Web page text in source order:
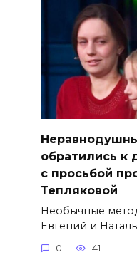
обратились к
с просьбой
Тепляковой
Необычные
Евгений и
0 41